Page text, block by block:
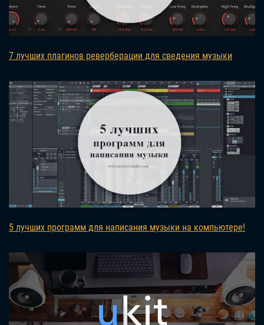
7 лучших плагинов реверберации для сведения музыки
5 лучших программ для написания музыки на компьютере!